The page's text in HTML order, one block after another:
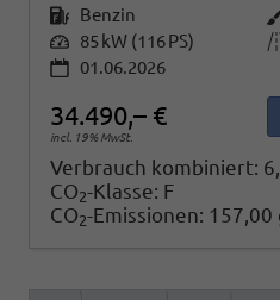
Kraftstoff Benzin
Leistung 85 kW (116 PS)
01.06.2026
34.490,– €
incl. 19% MwSt.
Verbrauch kombiniert:
CO2-Klasse: F
CO2-Emissionen: 157,00